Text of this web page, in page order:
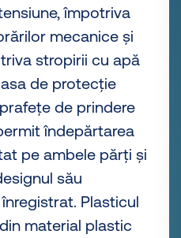
împotriva
mecanice și
stropirii cu apă
de protecție
de prindere
îndepărtarea
pe ambele părți și
său
Plasticul
material plastic